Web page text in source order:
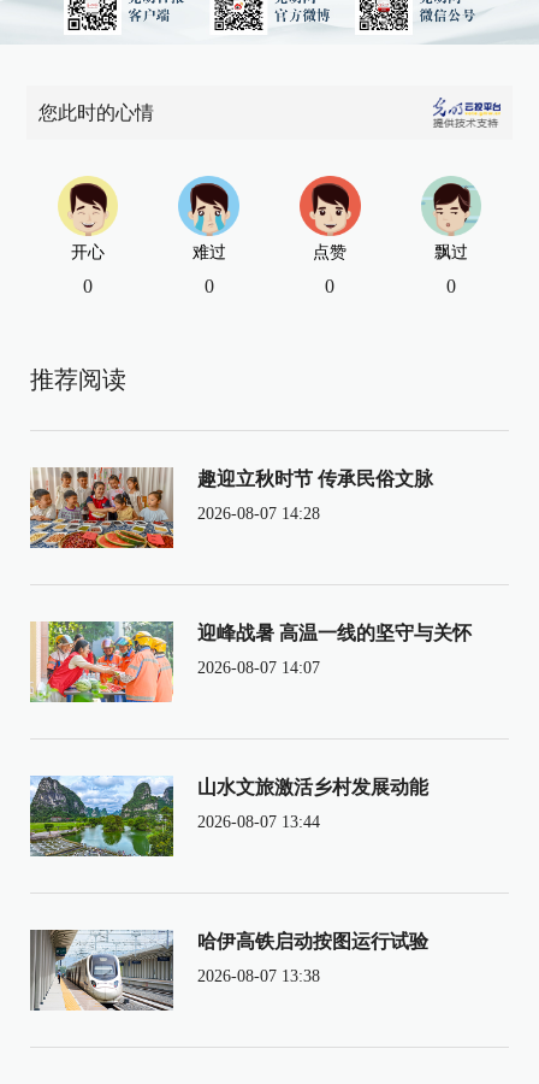
您此时的心情
开心
0
难过
0
点赞
0
飘过
0
推荐阅读
趣迎立秋时节 传承民俗文脉
2026-08-07 14:28
迎峰战暑 高温一线的坚守与关怀
2026-08-07 14:07
山水文旅激活乡村发展动能
2026-08-07 13:44
哈伊高铁启动按图运行试验
2026-08-07 13:38